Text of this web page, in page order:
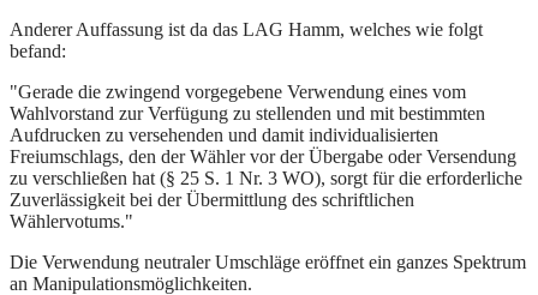
Anderer Auffassung ist da das LAG Hamm, welches wie folgt
befand:
"Gerade die zwingend vorgegebene Verwendung eines vom
Wahlvorstand zur Verfügung zu stellenden und mit bestimmten
Aufdrucken zu versehenden und damit individualisierten
Freiumschlags, den der Wähler vor der Übergabe oder Versendung
zu verschließen hat (§ 25 S. 1 Nr. 3 WO), sorgt für die erforderliche
Zuverlässigkeit bei der Übermittlung des schriftlichen
Wählervotums."
Die Verwendung neutraler Umschläge eröffnet ein ganzes Spektrum
an Manipulationsmöglichkeiten.